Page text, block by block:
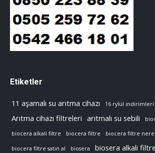
Etiketler
11 aşamalı su arıtma cihazı 16 rylül indirimleri
Arıtma cihazı filtreleri arıtmalı su sebili
biocera alkali filtre biocera filtre biocera filtre
biocera filtre satın al biosera biosera alkali filtre